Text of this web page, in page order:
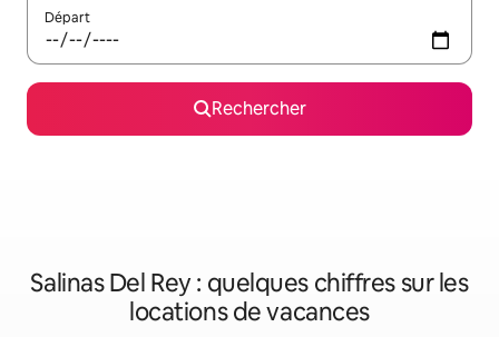
Départ
Rechercher
Salinas Del Rey : quelques chiffres sur les
locations de vacances